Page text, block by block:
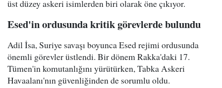
üst düzey askeri isimlerden biri olarak öne çıkıyor.
Esed'in ordusunda kritik görevlerde bulundu
Adil İsa, Suriye savaşı boyunca Esed rejimi ordusunda
önemli görevler üstlendi. Bir dönem Rakka'daki 17.
Tümen'in komutanlığını yürütürken, Tabka Askeri
Havaalanı'nın güvenliğinden de sorumlu oldu.